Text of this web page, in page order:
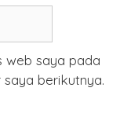
web saya pada
berikutnya.